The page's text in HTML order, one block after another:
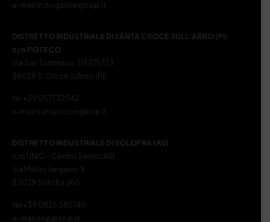
e-mail m.nogarole@ssip.it
DISTRETTO INDUSTRIALE DI SANTA CROCE SULL’ARNO (PI)
c/o POTECO
Via San Tommaso, 119/121/123
56029 S. Croce s/Arno (PI)
tel +39 0571 32542
e-mail santacroce@ssip.it
DISTRETTO INDUSTRIALE DI SOLOFRA (AV)
c/o UNIC – Centro Servizi ASI
Via Melito Iangano, 9
83029 Solofra (AV)
tel +39 0825 582740
e-mail ssip@ssip.it